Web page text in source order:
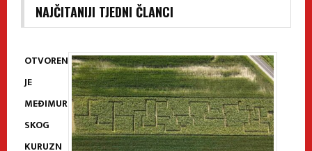
NAJČITANIJI TJEDNI ČLANCI
OTVOREN
JE
MEĐIMUR
SKOG
KURUZN